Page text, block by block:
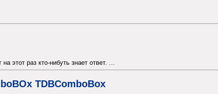
этот раз кто-нибуть знает ответ. ...
TDBComboBox